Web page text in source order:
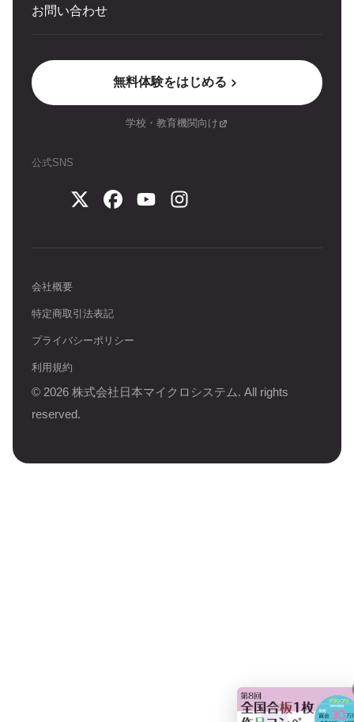
お問い合わせ
無料体験をはじめる
学校・教育機関向け
公式SNS
会社概要
特定商取引法表記
プライバシーポリシー
利用規約
© 2026 株式会社日本マイクロシステム. All rights
reserved.